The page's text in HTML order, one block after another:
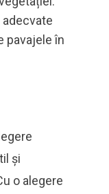
pavajele în
și
o alegere